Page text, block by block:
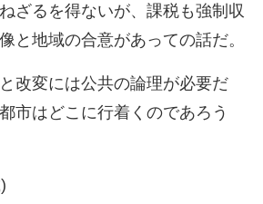
ざるを得ないが、課税も強制収
と地域の合意があっての話だ。
改変には公共の論理が必要だ
市はどこに行着くのであろう